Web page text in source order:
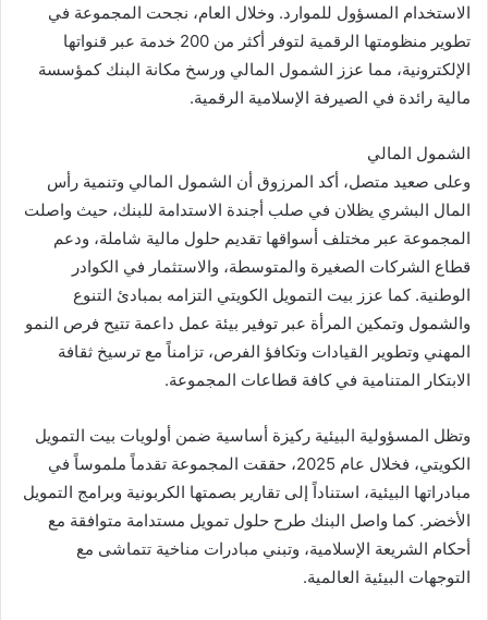
الاستخدام المسؤول للموارد. وخلال العام، نجحت المجموعة في
تطوير منظومتها الرقمية لتوفر أكثر من 200 خدمة عبر قنواتها
الإلكترونية، مما عزز الشمول المالي ورسخ مكانة البنك كمؤسسة
مالية رائدة في الصيرفة الإسلامية الرقمية.
الشمول المالي
وعلى صعيد متصل، أكد المرزوق أن الشمول المالي وتنمية رأس
المال البشري يظلان في صلب أجندة الاستدامة للبنك، حيث واصلت
المجموعة عبر مختلف أسواقها تقديم حلول مالية شاملة، ودعم
قطاع الشركات الصغيرة والمتوسطة، والاستثمار في الكوادر
الوطنية. كما عزز بيت التمويل الكويتي التزامه بمبادئ التنوع
والشمول وتمكين المرأة عبر توفير بيئة عمل داعمة تتيح فرص النمو
المهني وتطوير القيادات وتكافؤ الفرص، تزامناً مع ترسيخ ثقافة
الابتكار المتنامية في كافة قطاعات المجموعة.
وتظل المسؤولية البيئية ركيزة أساسية ضمن أولويات بيت التمويل
الكويتي، فخلال عام 2025، حققت المجموعة تقدماً ملموساً في
مبادراتها البيئية، استناداً إلى تقارير بصمتها الكربونية وبرامج التمويل
الأخضر. كما واصل البنك طرح حلول تمويل مستدامة متوافقة مع
أحكام الشريعة الإسلامية، وتبني مبادرات مناخية تتماشى مع
التوجهات البيئية العالمية.